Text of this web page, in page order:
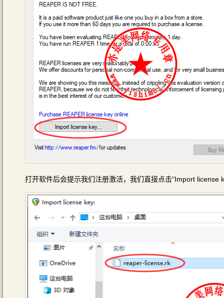
打开软件后会提示我们注册激活，我们直接点击“Import license